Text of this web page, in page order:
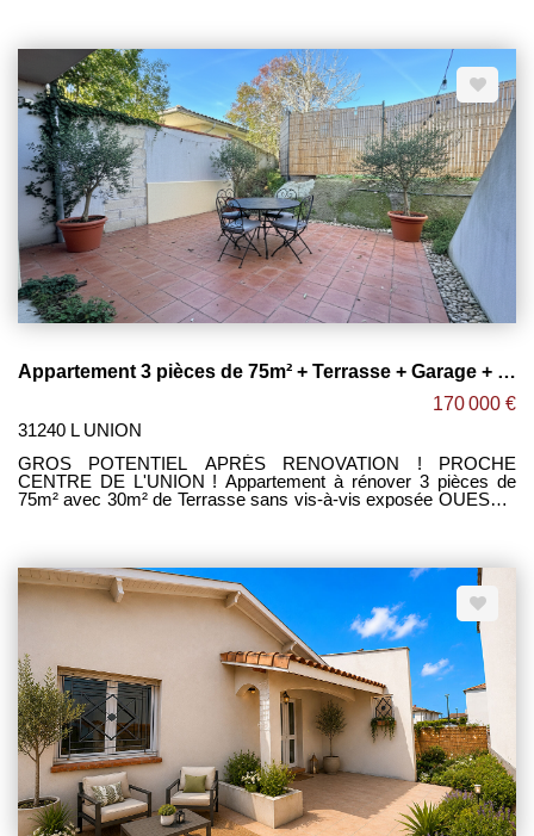
communiquer sur un petit jardin. -2 grandes chambres de 16m²
et 20m². -Salle de bain avec grande baignoire balnéo. -Espace
buanderie. -WC séparé. -Pieces annexe de 13m². -Cave de
8m². -Double Garage de 21m² et 28m² avec ouvertures
automatiques. À l'étage : -Grand séjour de 55m² avec belle
hauteur sous plafond ouvert sur cuisine semi équipée +
cheminée le tout donnant sur une terrasse de 35m² + jardin. -2
grandes chambres de 11m² et 19m². -Salle d'eau avec douche
et WC. Les + : -Climatisation. -Volets roulants électriques. -Gros
potentiel après rafraichissement. -Proche centre de l'union, des
commerces et des transports. -Taxe foncière : 2490€ / An.
Maxime FONTENELLE LES CLEFS TOULOUSAINES
Appartement 3 pièces de 75m² + Terrasse + Garage + Parking ! L'UNION
170 000 €
31240 L UNION
GROS POTENTIEL APRÉS RENOVATION ! PROCHE
CENTRE DE L'UNION ! Appartement à rénover 3 pièces de
75m² avec 30m² de Terrasse sans vis-à-vis exposée OUEST +
aménager donnant sur une terrasse privative de 30m² bien
exposée. -2 grandes chambres de 16m² et 20m². -Salle de bain
avec grande baignoire balnéo. -Cave privative de 8m². -Espace
buanderie. -WC séparé. -Cave privative de 8m². -Grand garage
de 35m² avec porte sectionnelle motorisée. -Volets roulants
électriques. -Gros potentiel après rénovation. -Proche centre de
l'union, des commerces et des transports. Maxime
FONTENELLE LES CLEFS TOULOUSAINES